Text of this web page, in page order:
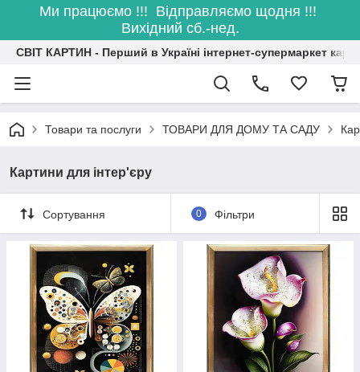
Ми працюємо !!! Відправляємо щодня !!!
Вихідний сб.-нед.
СВІТ КАРТИН - Перший в Україні інтернет-супермаркет
Товари та послуги ТОВАРИ ДЛЯ ДОМУ ТА САДУ
Картини для інтер'єру
Сортування 0 Фільтри